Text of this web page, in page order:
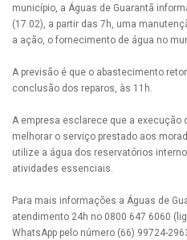
município, a Águas de Guarantã
(17.02), a partir das 7h, uma
a ação, o fornecimento de água no
A previsão é que o abastecimento
conclusão dos reparos, às 11h.
A empresa esclarece que a execução
melhorar o serviço prestado aos
utilize a água dos reservatórios
atividades essenciais.
Para mais informações a Águas de
atendimento 24h no 0800 647 6060
WhatsApp pelo número (66) 99724-